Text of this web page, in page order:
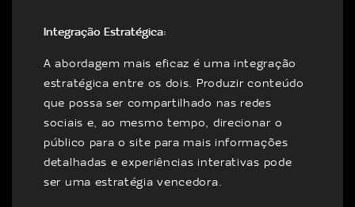
Integração Estratégica:
A abordagem mais eficaz é uma integração
estratégica entre os dois. Produzir conteúdo
que possa ser compartilhado nas redes
sociais e, ao mesmo tempo, direcionar o
público para o site para mais informações
detalhadas e experiências interativas pode
ser uma estratégia vencedora.